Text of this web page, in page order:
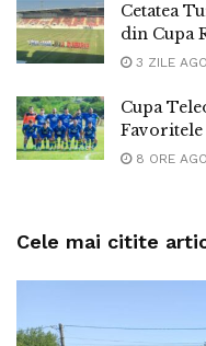
Cetatea
din Cupa
3 ZILE AGO
Cupa
8 ORE AGO
Cele mai citite